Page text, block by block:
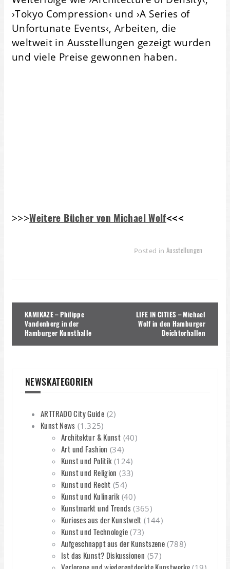
›Tokyo Compression‹ und ›A Series of
Unfortunate Events‹, Arbeiten, die
weltweit in Ausstellungen gezeigt wurden
und viele Preise gewonnen haben.
>>>Weitere Bücher von Michael Wolf<<<
Posted in Ausstellungen
Beitragsnavigation
KAMIKAZE – Philippe
Vandenberg in der
Hamburger Kunsthalle
LIFE IN CITIES – Michael
Wolf in den Hamburger
Deichtorhallen
NEWSKATEGORIEN
ARTTRADO City Guide (2)
Kunst News (1.325)
Architektur & Kunst (40)
Art und Fashion (34)
Kunst und Politik(124)
Kunst und Religion (33)
Kunst und Recht (54)
Kunst und Kulinarik(40)
Kunstmarkt und Trends(365)
Kurioses aus der Kunstwelt (144)
Kunst und Technologie(73)
Aufgeschnappt aus der Kunstszene (788)
Ist das Kunst? Diskussionen (57)